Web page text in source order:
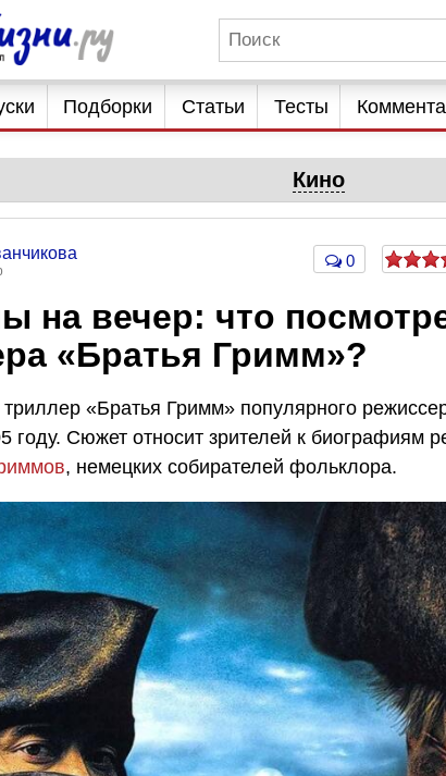
Подборки Статьи Тесты
Кино
0
на вечер: что
«Братья Гримм»?
триллер «Братья Гримм» популярного
году. Сюжет относит зрителей к биографиям
, немецких собирателей фольклора.